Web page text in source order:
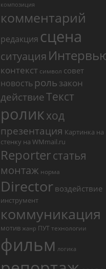
композиция
комментарий
редакция сцена
ситуация
контекст символ совет
новость роль закон
действиеТекст
роликход
презентация Картинка на
стенку на WMmail.ru
Reporterстатья
монтаж норма
Director воздействие
инструмент
коммуникация
мотив жанр ПУТ технологии
фильм логика